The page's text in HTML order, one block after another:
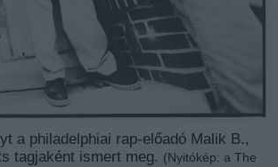
a philadelphiai rap-előadó Malik B.,
tagjaként ismert meg. (Nyitókép: a The